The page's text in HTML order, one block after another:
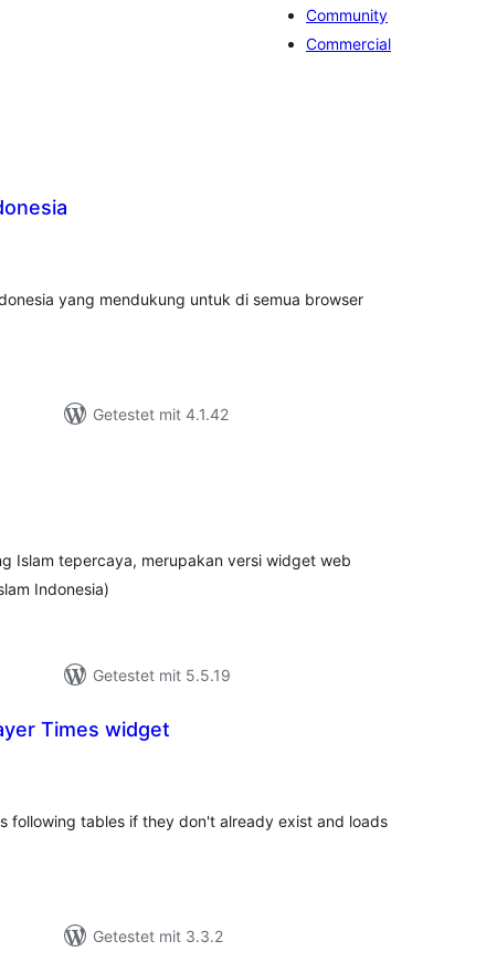
Community
Commercial
yang mendukung untuk di semua browser
Getestet mit 4.1.42
Islam tepercaya, merupakan versi widget web
Indonesia)
Getestet mit 5.5.19
Times widget
following tables if they don't already exist and loads
Getestet mit 3.3.2